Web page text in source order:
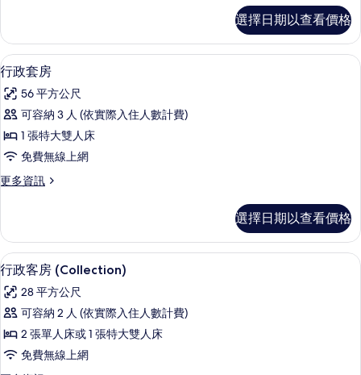
所
有
相
片
客
房
(Collection)
的
詳
情
選擇日期以查看價格
顯
示
行
政
套
房
的
有
相
片
客房內保險箱、書桌、熨斗/熨衣板、
9
行政套房
56 平方公尺
可容納 3 人 (依實際入住人數計費)
1 張特大雙人床
免費無線上網
更多資訊
更
套
房
的
詳
情
選擇日期以查看價格
顯
示
行
政
客
房
行政客房 (Collection) | 客房內保險箱
6
行政客房 (Collection)
28 平方公尺
可容納 2 人 (依實際入住人數計費)
2 張單人床或 1 張特大雙人床
免費無線上網